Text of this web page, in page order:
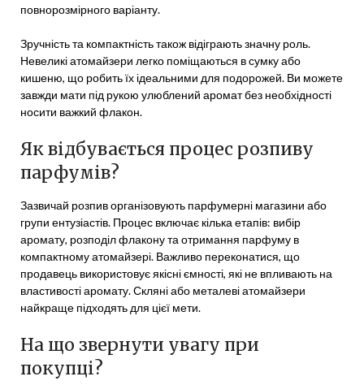
повнорозмірного варіанту.
Зручність та компактність також відіграють значну роль.
Невеликі атомайзери легко поміщаються в сумку або
кишеню, що робить їх ідеальними для подорожей. Ви можете
завжди мати під рукою улюблений аромат без необхідності
носити важкий флакон.
Як відбувається процес розпиву
парфумів?
Зазвичай розпив організовують парфумерні магазини або
групи ентузіастів. Процес включає кілька етапів: вибір
аромату, розподіл флакону та отримання парфуму в
компактному атомайзері. Важливо переконатися, що
продавець використовує якісні ємності, які не впливають на
властивості аромату. Скляні або металеві атомайзери
найкраще підходять для цієї мети.
На що звернути увагу при
покупці?